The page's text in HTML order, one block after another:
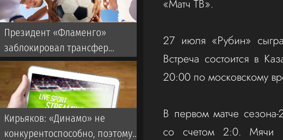
«Матч ТВ».
‎27 июля «Рубин»
Встреча состоится в
20:00 по московскому
‎В первом матче
со счетом 2:0. Мячи
Президент «Фламенго»
заблокировал трансфер
Энрике из «Зенита»
Кирьяков: «Динамо» не
конкурентоспособно, поэтому